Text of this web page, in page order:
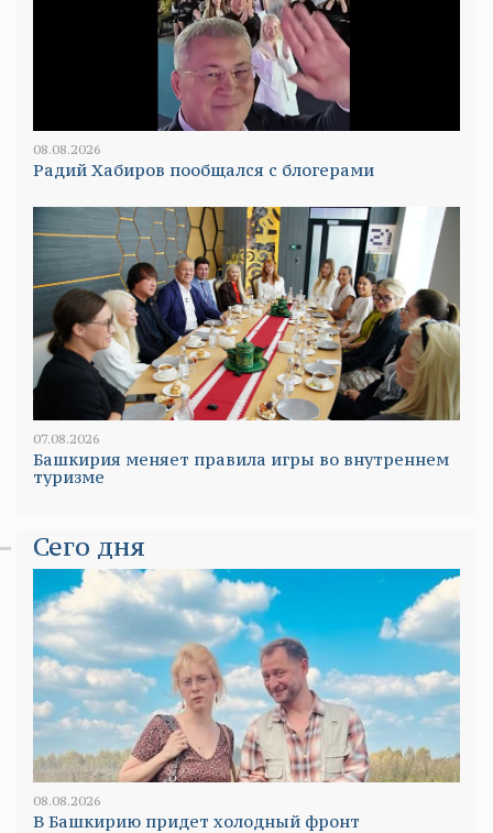
08.08.2026
Радий Хабиров пообщался с блогерами
07.08.2026
Башкирия меняет правила игры во внутреннем
туризме
Сего дня
08.08.2026
В Башкирию придет холодный фронт